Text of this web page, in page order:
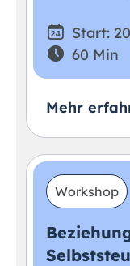
Start:
60 Min
Mehr
Workshop